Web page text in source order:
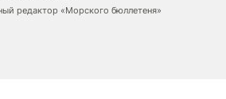
редактор «Морского бюллетеня»